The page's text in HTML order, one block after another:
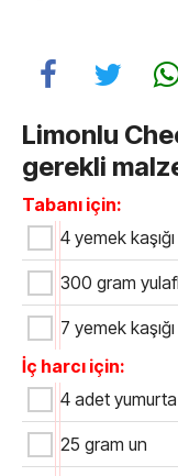
Limonlu
gerekli
Tabanı için:
4 yemek
300 gram
7 yemek
İç harcı için:
4 adet yumurta
25 gram un